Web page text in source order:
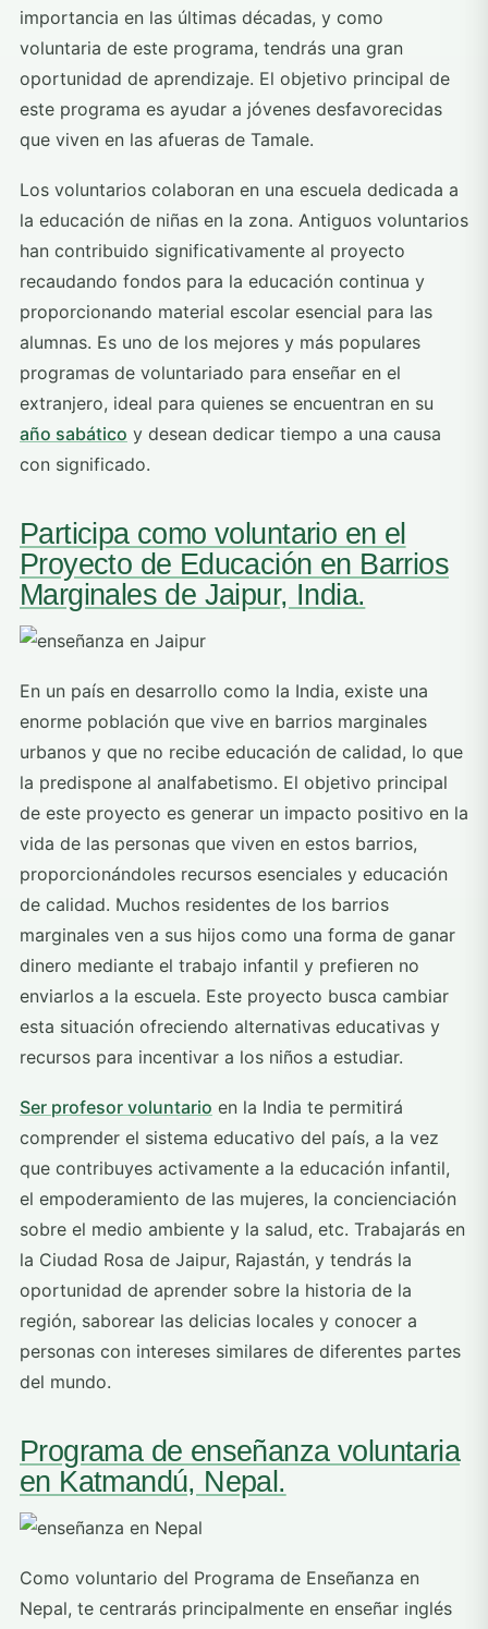
importancia en las últimas décadas, y como
voluntaria de este programa, tendrás una gran
oportunidad de aprendizaje. El objetivo principal de
este programa es ayudar a jóvenes desfavorecidas
que viven en las afueras de Tamale.
Los voluntarios colaboran en una escuela dedicada a
la educación de niñas en la zona. Antiguos voluntarios
han contribuido significativamente al proyecto
recaudando fondos para la educación continua y
proporcionando material escolar esencial para las
alumnas. Es uno de los mejores y más populares
programas de voluntariado para enseñar en el
extranjero, ideal para quienes se encuentran en su
año sabático y desean dedicar tiempo a una causa
con significado.
Participa como voluntario en el
Proyecto de Educación en Barrios
Marginales de Jaipur, India.
En un país en desarrollo como la India, existe una
enorme población que vive en barrios marginales
urbanos y que no recibe educación de calidad, lo que
la predispone al analfabetismo. El objetivo principal
de este proyecto es generar un impacto positivo en la
vida de las personas que viven en estos barrios,
proporcionándoles recursos esenciales y educación
de calidad. Muchos residentes de los barrios
marginales ven a sus hijos como una forma de ganar
dinero mediante el trabajo infantil y prefieren no
enviarlos a la escuela. Este proyecto busca cambiar
esta situación ofreciendo alternativas educativas y
recursos para incentivar a los niños a estudiar.
Ser profesor voluntario en la India te permitirá
comprender el sistema educativo del país, a la vez
que contribuyes activamente a la educación infantil,
el empoderamiento de las mujeres, la concienciación
sobre el medio ambiente y la salud, etc. Trabajarás en
la Ciudad Rosa de Jaipur, Rajastán, y tendrás la
oportunidad de aprender sobre la historia de la
región, saborear las delicias locales y conocer a
personas con intereses similares de diferentes partes
del mundo.
Programa de enseñanza voluntaria
en Katmandú, Nepal.
Como voluntario del Programa de Enseñanza en
Nepal, te centrarás principalmente en enseñar inglés